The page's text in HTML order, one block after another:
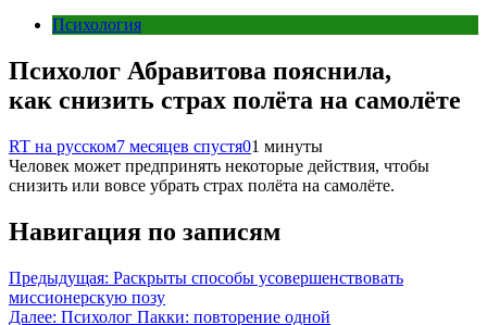
Психология
Психолог Абравитова пояснила,
как снизить страх полёта на самолёте
RT на русском7 месяцев спустя01 минуты
Человек может предпринять некоторые действия, чтобы
снизить или вовсе убрать страх полёта на самолёте.
Навигация по записям
Предыдущая: Раскрыты способы усовершенствовать
миссионерскую позу
Далее: Психолог Пакки: повторение одной